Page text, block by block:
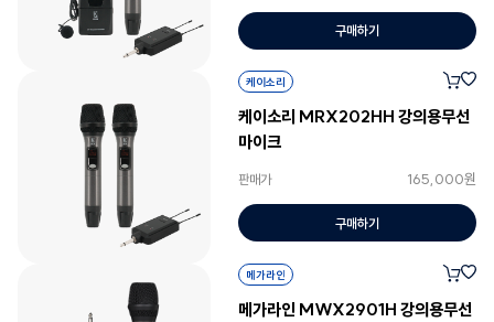
구매하기
케이소리
케이소리 MRX202HH 강의용무선
마이크
판매가 165,000원
구매하기
메가라인
메가라인 MWX2901H 강의용무선